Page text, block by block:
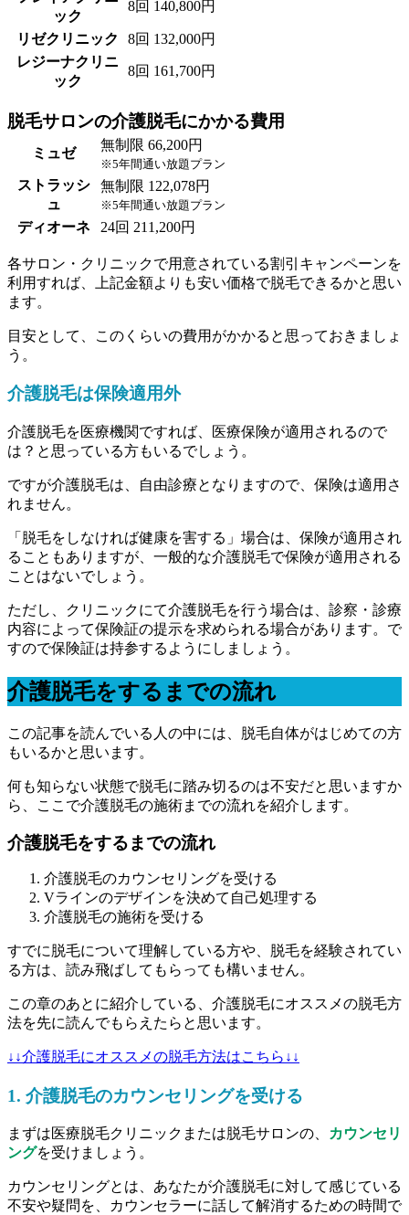
ック
8回 140,800円
リゼクリニック
8回 132,000円
レジーナクリニ
ック
8回 161,700円
脱毛サロンの介護脱毛にかかる費用
ミュゼ
無制限 66,200円
※5年間通い放題プラン
ストラッシ
ュ
無制限 122,078円
※5年間通い放題プラン
ディオーネ 24回 211,200円
各サロン・クリニックで用意されている割引キャンペーンを
利用すれば、上記金額よりも安い価格で脱毛できるかと思い
ます。
目安として、このくらいの費用がかかると思っておきましょ
う。
介護脱毛は保険適用外
介護脱毛を医療機関ですれば、医療保険が適用されるので
は？と思っている方もいるでしょう。
ですが介護脱毛は、自由診療となりますので、保険は適用さ
れません。
「脱毛をしなければ健康を害する」場合は、保険が適用され
ることもありますが、一般的な介護脱毛で保険が適用される
ことはないでしょう。
ただし、クリニックにて介護脱毛を行う場合は、診察・診療
内容によって保険証の提示を求められる場合があります。で
すので保険証は持参するようにしましょう。
介護脱毛をするまでの流れ
この記事を読んでいる人の中には、脱毛自体がはじめての方
もいるかと思います。
何も知らない状態で脱毛に踏み切るのは不安だと思いますか
ら、ここで介護脱毛の施術までの流れを紹介します。
介護脱毛をするまでの流れ
介護脱毛のカウンセリングを受ける
Vラインのデザインを決めて自己処理する
介護脱毛の施術を受ける
すでに脱毛について理解している方や、脱毛を経験されてい
る方は、読み飛ばしてもらっても構いません。
この章のあとに紹介している、介護脱毛にオススメの脱毛方
法を先に読んでもらえたらと思います。
↓↓介護脱毛にオススメの脱毛方法はこちら↓↓
1. 介護脱毛のカウンセリングを受ける
まずは医療脱毛クリニックまたは脱毛サロンの、 カウンセリ
ングを受けましょう。
カウンセリングとは、あなたが介護脱毛に対して感じている
不安や疑問を、カウンセラーに話して解消するための時間で